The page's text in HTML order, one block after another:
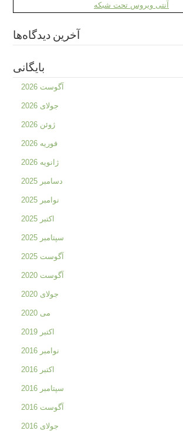
آنتی ویروس تحت شبکه
آخرین دیدگاه‌ها
بایگانی
آگوست 2026
جولای 2026
ژوئن 2026
فوریه 2026
ژانویه 2026
دسامبر 2025
نوامبر 2025
اکتبر 2025
سپتامبر 2025
آگوست 2025
آگوست 2020
جولای 2020
می 2020
اکتبر 2019
نوامبر 2016
اکتبر 2016
سپتامبر 2016
آگوست 2016
جولای 2016